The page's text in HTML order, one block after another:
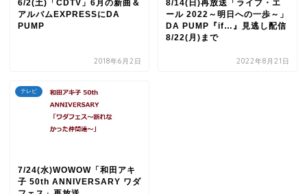
6/2(土)「CDTV」6月の新曲＆
アルバムEXPRESSにDA
PUMP
2018年6月2日
8/14(日)再放送「ライブ・エ
ール 2022～明日への一歩～」
DA PUMP『if…』見逃し配信
8/22(月)まで
2022年8月21日
テレビ
7/24(水)WOWOW「和田アキ
子 50th ANNIVERSARY ワダ